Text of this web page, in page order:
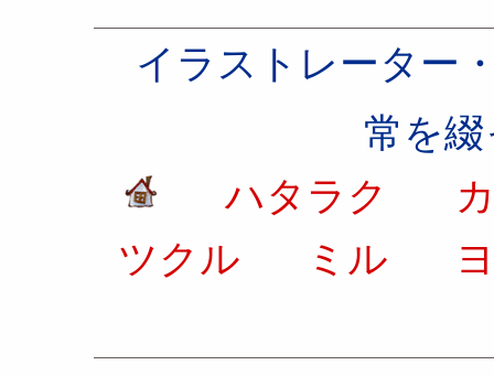
イラストレーター
常を
ハタラク
ツクル
ミル